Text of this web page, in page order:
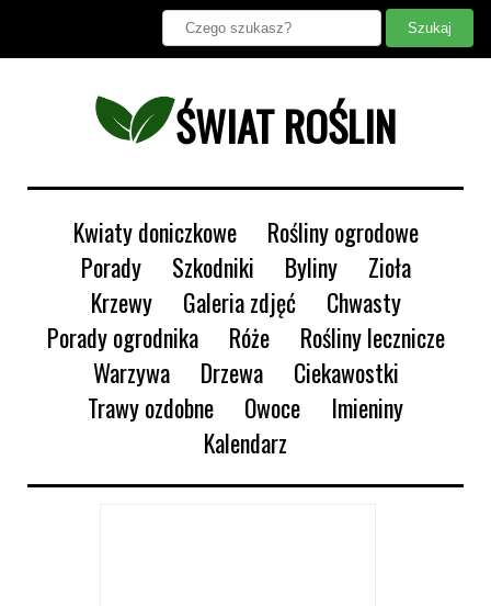
ŚWIAT ROŚLIN
Kwiaty doniczkowe
Rośliny ogrodowe
Porady
Szkodniki Byliny
Zioła
Krzewy
Galeria zdjęć
Chwasty
Porady ogrodnika
Róże
Rośliny lecznicze
Warzywa
Drzewa
Ciekawostki
Trawy ozdobne
Owoce
Imieniny
Kalendarz